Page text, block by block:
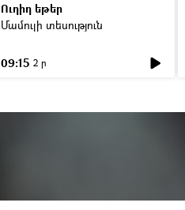
Ուղիղ եթեր
Մամուլի տեսություն
09:15 2 ր